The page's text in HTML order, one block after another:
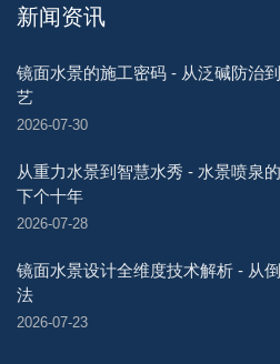
新闻资讯
镜面水景的施工密码 - 从泛碱防治
艺
2026-07-30
从重力水景到智慧水秀 - 水景喷泉
下个十年
2026-07-28
镜面水景设计全维度技术解析 - 从
法
2026-07-23